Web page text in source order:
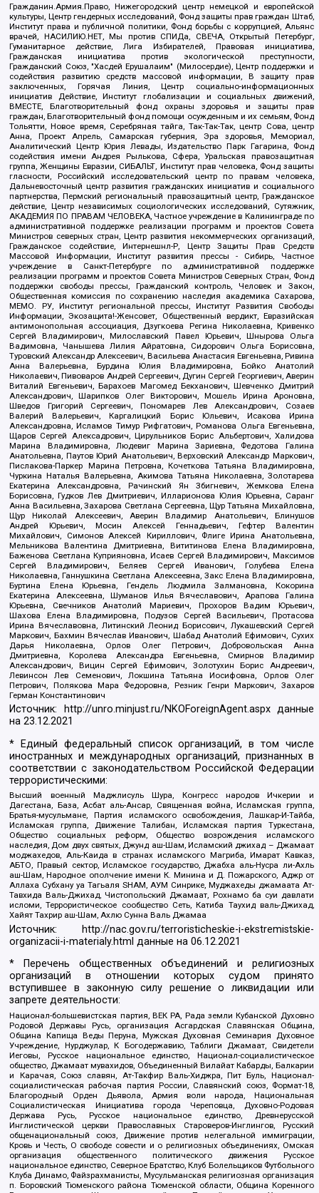
Гражданин.Армия.Право, Нижегородский центр немецкой и европейской
культуры, Центр гендерных исследований, Фонд защиты прав граждан Штаб,
Институт права и публичной политики, Фонд борьбы с коррупцией, Альянс
врачей, НАСИЛИЮ.НЕТ, Мы против СПИДа, СВЕЧА, Открытый Петербург,
Гуманитарное действие, Лига Избирателей, Правовая инициатива,
Гражданская инициатива против экологической преступности,
Гражданский Союз, "Хасдей Ерушалаим" (Милосердие), Центр поддержки и
содействия развитию средств массовой информации, В защиту прав
заключенных, Горячая Линия, Центр социально-информационных
инициатив Действие, Институт глобализации и социальных движений,
ВМЕСТЕ, Благотворительный фонд охраны здоровья и защиты прав
граждан, Благотворительный фонд помощи осужденным и их семьям, Фонд
Тольятти, Новое время, Серебряная тайга, Так-Так-Так, центр Сова, центр
Анна, Проект Апрель, Самарская губерния, Эра здоровья, Мемориал,
Аналитический Центр Юрия Левады, Издательство Парк Гагарина, Фонд
содействия имени Андрея Рылькова, Сфера, Уральская правозащитная
группа, Женщины Евразии, СИБАЛЬТ, Институт прав человека, Фонд защиты
гласности, Российский исследовательский центр по правам человека,
Дальневосточный центр развития гражданских инициатив и социального
партнерства, Пермский региональный правозащитный центр, Гражданское
действие, Центр независимых социологических исследований, Сутяжник,
АКАДЕМИЯ ПО ПРАВАМ ЧЕЛОВЕКА, Частное учреждение в Калининграде по
административной поддержке реализации программ и проектов Совета
Министров северных стран, Центр развития некоммерческих организаций,
Гражданское содействие, Интернешнл-Р, Центр Защиты Прав Средств
Массовой Информации, Институт развития прессы - Сибирь, Частное
учреждение в Санкт-Петербурге по административной поддержке
реализации программ и проектов Совета Министров Северных Стран, Фонд
поддержки свободы прессы, Гражданский контроль, Человек и Закон,
Общественная комиссия по сохранению наследия академика Сахарова,
МЕМО. РУ, Институт региональной прессы, Институт Развития Свободы
Информации, Экозащита!-Женсовет, Общественный вердикт, Евразийская
антимонопольная ассоциация, Дзугкоева Регина Николаевна, Кривенко
Сергей Владимирович, Милославский Павел Юрьевич, Шнырова Ольга
Вадимовна, Чанышева Лилия Айратовна, Сидорович Ольга Борисовна,
Туровский Александр Алексеевич, Васильева Анастасия Евгеньевна, Ривина
Анна Валерьевна, Бурдина Юлия Владимировна, Бойко Анатолий
Николаевич, Пивоваров Андрей Сергеевич, Дугин Сергей Георгиевич, Аверин
Виталий Евгеньевич, Барахоев Магомед Бекханович, Шевченко Дмитрий
Александрович, Шарипков Олег Викторович, Мошель Ирина Ароновна,
Шведов Григорий Сергеевич, Пономарев Лев Александрович, Созаев
Валерий Валерьевич, Каргалицкий Борис Юльевич, Исакова Ирина
Александровна, Исламов Тимур Рифгатович, Романова Ольга Евгеньевна,
Щаров Сергей Алексадрович, Цирульников Борис Альбертович, Халидова
Марина Владимировна, Людевиг Марина Зариевна, Федотова Галина
Анатольевна, Паутов Юрий Анатольевич, Верховский Александр Маркович,
Пислакова-Паркер Марина Петровна, Кочеткова Татьяна Владимировна,
Чуркина Наталья Валерьевна, Акимова Татьяна Николаевна, Золотарева
Екатерина Александровна, Рачинский Ян Збигневич, Жемкова Елена
Борисовна, Гудков Лев Дмитриевич, Илларионова Юлия Юрьевна, Саранг
Анна Васильевна, Захарова Светлана Сергеевна, Щур Татьяна Михайловна,
Щур Николай Алексеевич, Аверин Владимир Анатольевич, Блинушов
Андрей Юрьевич, Мосин Алексей Геннадьевич, Гефтер Валентин
Михайлович, Симонов Алексей Кириллович, Флиге Ирина Анатольевна,
Мельникова Валентина Дмитриевна, Вититинова Елена Владимировна,
Баженова Светлана Куприяновна, Исаев Сергей Владимирович, Максимов
Сергей Владимирович, Беляев Сергей Иванович, Голубева Елена
Николаевна, Ганнушкина Светлана Алексеевна, Закс Елена Владимировна,
Буртина Елена Юрьевна, Гендель Людмила Залмановна, Кокорина
Екатерина Алексеевна, Шуманов Илья Вячеславович, Арапова Галина
Юрьевна, Свечников Анатолий Мариевич, Прохоров Вадим Юрьевич,
Шахова Елена Владимировна, Подузов Сергей Васильевич, Протасова
Ирина Вячеславовна, Литинский Леонид Борисович, Лукашевский Сергей
Маркович, Бахмин Вячеслав Иванович, Шабад Анатолий Ефимович, Сухих
Дарья Николаевна, Орлов Олег Петрович, Добровольская Анна
Дмитриевна, Королева Александра Евгеньевна, Смирнов Владимир
Александрович, Вицин Сергей Ефимович, Золотухин Борис Андреевич,
Левинсон Лев Семенович, Локшина Татьяна Иосифовна, Орлов Олег
Петрович, Полякова Мара Федоровна, Резник Генри Маркович, Захаров
Герман Константинович
Источник: http://unro.minjust.ru/NKOForeignAgent.aspxданные
на23.12.2021
* Единый федеральный список организаций, в том числе
иностранных и международных организаций, признанных в
соответствии с законодательством Российской Федерации
террористическими:
Высший военный Маджлисуль Шура, Конгресс народов Ичкерии и
Дагестана, База, Асбат аль-Ансар, Священная война, Исламская группа,
Братья-мусульмане, Партия исламского освобождения, Лашкар-И-Тайба,
Исламская группа, Движение Талибан, Исламская партия Туркестана,
Общество социальных реформ, Общество возрождения исламского
наследия, Дом двух святых, Джунд аш-Шам, Исламский джихад – Джамаат
моджахедов, Аль-Каида в странах исламского Магриба, Имарат Кавказ,
АБТО, Правый сектор, Исламское государство, Джабха аль-Нусра ли-Ахль
аш-Шам, Народное ополчение имени К. Минина и Д. Пожарского, Аджр от
Аллаха Субхану уа Тагьаля SHAM, АУМ Синрике, Муджахеды джамаата Ат-
Тавхида Валь-Джихад, Чистопольский Джамаат, Рохнамо ба суи давлати
исломи, Террористическое сообщество Сеть, Катиба Таухид валь-Джихад,
Хайят Тахрир аш-Шам, Ахлю Сунна Валь Джамаа
Источник:
http://nac.gov.ru/terroristicheskie-i-ekstremistskie-
organizacii-i-materialy.html данные на06.12.2021
* Перечень общественных объединений и религиозных
организаций в отношении которых судом принято
вступившее в законную силу решение о ликвидации или
запрете деятельности:
Национал-большевистская партия, ВЕК РА, Рада земли Кубанской Духовно
Родовой Державы Русь, организация Асгардская Славянская Община,
Община Капища Веды Перуна, Мужская Духовная Семинария Духовное
Учреждение, Нурджулар, К Богодержавию, Таблиги Джамаат, Свидетели
Иеговы, Русское национальное единство, Национал-социалистическое
общество, Джамаат мувахидов, Объединенный Вилайат Кабарды, Балкарии
и Карачая, Союз славян, Ат-Такфир Валь-Хиджра, Пит Буль, Национал-
социалистическая рабочая партия России, Славянский союз, Формат-18,
Благородный Орден Дьявола, Армия воли народа, Национальная
Социалистическая Инициатива города Череповца, Духовно-Родовая
Держава Русь, Русское национальное единство, Древнерусской
Инглистической церкви Православных Староверов-Инглингов, Русский
общенациональный союз, Движение против нелегальной иммиграции,
Кровь и Честь, О свободе совести и о религиозных объединениях, Омская
организация общественного политического движения Русское
национальное единство, Северное Братство, Клуб Болельщиков Футбольного
Клуба Динамо, Файзрахманисты, Мусульманская религиозная организация
п. Боровский Тюменского района Тюменской области, Община Коренного